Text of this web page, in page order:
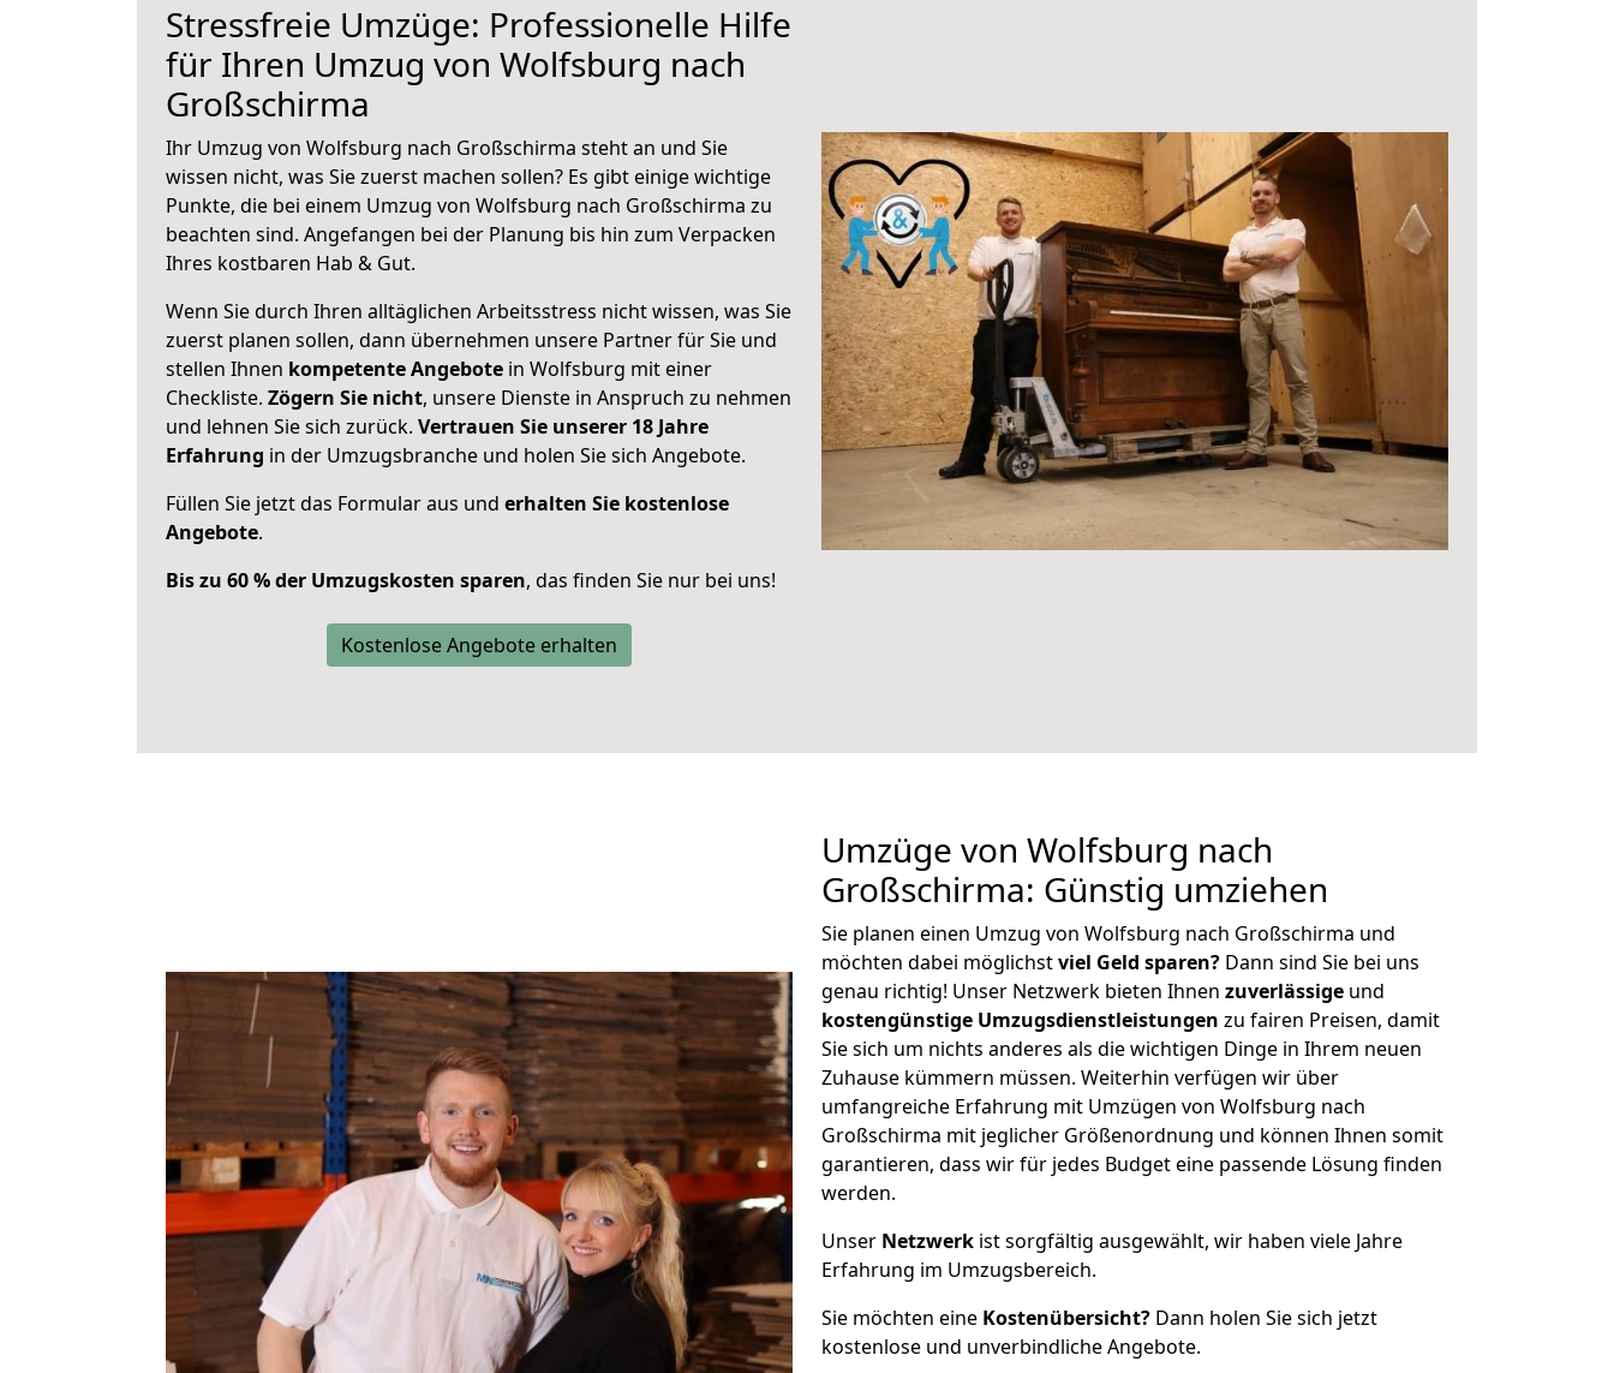
Stressfreie Umzüge: Professionelle Hilfe
für Ihren Umzug von Wolfsburg nach
Großschirma
Ihr Umzug von Wolfsburg nach Großschirma steht an und Sie
wissen nicht, was Sie zuerst machen sollen? Es gibt einige wichtige
Punkte, die bei einem Umzug von Wolfsburg nach Großschirma zu
beachten sind. Angefangen bei der Planung bis hin zum Verpacken
Ihres kostbaren Hab & Gut.
Wenn Sie durch Ihren alltäglichen Arbeitsstress nicht wissen, was Sie
zuerst planen sollen, dann übernehmen unsere Partner für Sie und
stellen Ihnen kompetente Angebote in Wolfsburg mit einer
Checkliste. Zögern Sie nicht, unsere Dienste in Anspruch zu nehmen
und lehnen Sie sich zurück. Vertrauen Sie unserer 18 Jahre
Erfahrung in der Umzugsbranche und holen Sie sich Angebote.
Füllen Sie jetzt das Formular aus und erhalten Sie kostenlose
Angebote.
Bis zu 60 % der Umzugskosten sparen, das finden Sie nur bei uns!
Kostenlose Angebote erhalten
Umzüge von Wolfsburg nach
Großschirma: Günstig umziehen
Sie planen einen Umzug von Wolfsburg nach Großschirma und
möchten dabei möglichstviel Geld sparen? Dann sind Sie bei uns
genau richtig! Unser Netzwerk bieten Ihnen zuverlässige und
kostengünstige Umzugsdienstleistungen zu fairen Preisen, damit
Sie sich um nichts anderes als die wichtigen Dinge in Ihrem neuen
Zuhause kümmern müssen. Weiterhin verfügen wir über
umfangreiche Erfahrung mit Umzügen von Wolfsburg nach
Großschirma mit jeglicher Größenordnung und können Ihnen somit
garantieren, dass wir für jedes Budget eine passende Lösung finden
werden.
Unser Netzwerk ist sorgfältig ausgewählt, wir haben viele Jahre
Erfahrung im Umzugsbereich.
Sie möchten eine Kostenübersicht? Dann holen Sie sich jetzt
kostenlose und unverbindliche Angebote.